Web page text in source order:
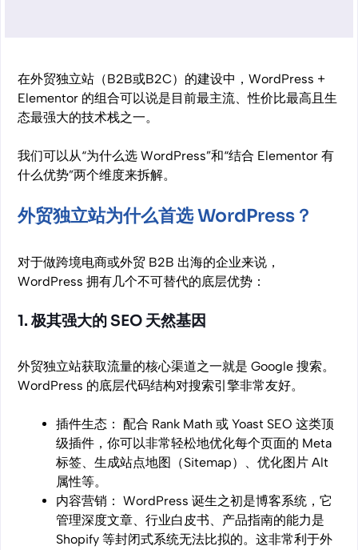
在外贸独立站（B2B或B2C）的建设中，WordPress +
Elementor 的组合可以说是目前最主流、性价比最高且生
态最强大的技术栈之一。
我们可以从“为什么选 WordPress”和“结合 Elementor 有
什么优势”两个维度来拆解。
外贸独立站为什么首选 WordPress？
对于做跨境电商或外贸 B2B 出海的企业来说，
WordPress 拥有几个不可替代的底层优势：
1. 极其强大的 SEO 天然基因
外贸独立站获取流量的核心渠道之一就是 Google 搜索。
WordPress 的底层代码结构对搜索引擎非常友好。
插件生态： 配合 Rank Math 或 Yoast SEO 这类顶
级插件，你可以非常轻松地优化每个页面的 Meta
标签、生成站点地图（Sitemap）、优化图片 Alt
属性等。
内容营销： WordPress 诞生之初是博客系统，它
管理深度文章、行业白皮书、产品指南的能力是
Shopify 等封闭式系统无法比拟的。这非常利于外